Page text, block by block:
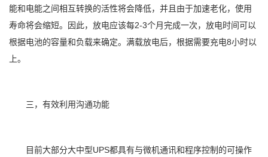
能和电能之间相互转换的活性将会降低，并且由于加速老化，使用
寿命将会缩短。因此，放电应该每2-3个月完成一次，放电时间可以
根据电池的容量和负载来确定。满载放电后，根据需要充电8小时以
上。
三，有效利用沟通功能
目前大部分大中型UPS都具有与微机通讯和程序控制的可操作